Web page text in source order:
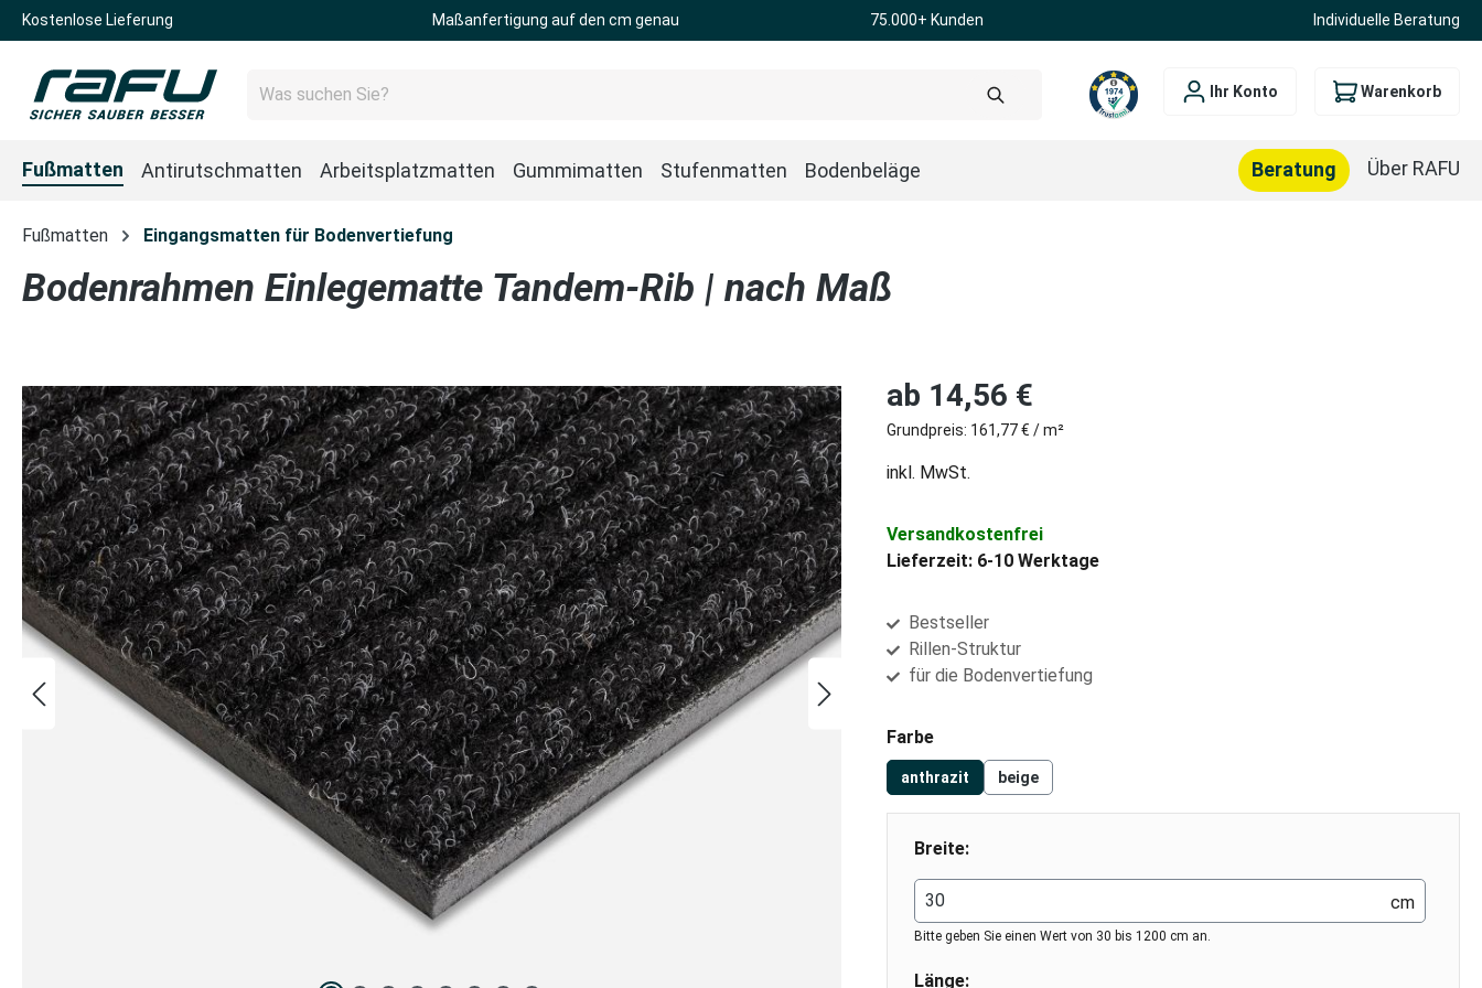
Hauptinhalt springen
Zur Suche springen
Zur Hauptnavigation springen
Kostenlose Lieferung Maßanfertigung auf den cm genau 75.000+ Kunden Individuelle Beratung
Ihr Konto Warenkorb
Fußmatten Antirutschmatten Arbeitsplatzmatten Gummimatten Stufenmatten Bodenbeläge Beratung Über RAFU
Fußmatten Eingangsmatten für Bodenvertiefung
Bodenrahmen Einlegematte Tandem-Rib | nach Maß
Bildergalerie überspringen Regulärer Preis:
ab 14,56 €
Grundpreis: 161,77 € / m²
inkl. MwSt.
Versandkostenfrei
Lieferzeit: 6-10 Werktage
Bestseller
Rillen-Struktur
für die Bodenvertiefung
Farbeauswählen
anthrazit beige
Breite:
cm
Bitte geben Sie einen Wert von 30 bis 1200 cm an.
Länge: